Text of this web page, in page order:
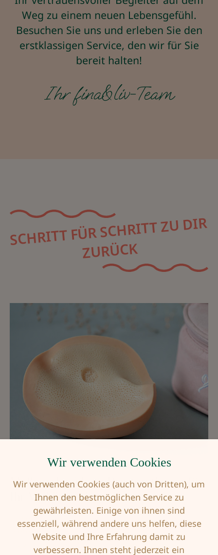
Weg zu einem neuen Lebensgefühl.
Besuchen Sie uns und erleben Sie den
erstklassigen Service, den wir für Sie
bereit halten!
Ihr fina&liv-Team
SCHRITT FÜR SCHRITT ZU DIR
ZURÜCK
Maßgeschneiderte Brustprothesen für
Ihr Wohlbefinden
Unsere maßgeschneiderten Brustprothesen
bieten Ihnen individuelle Unterstützung und
maximalen Komfort nach einer Brustoperation.
Wir verwenden Cookies
Wir verwenden Cookies (auch von Dritten), um
Ihnen den bestmöglichen Service zu
gewährleisten. Einige von ihnen sind
essenziell, während andere uns helfen, diese
Website und Ihre Erfahrung damit zu
verbessern. Ihnen steht jederzeit ein